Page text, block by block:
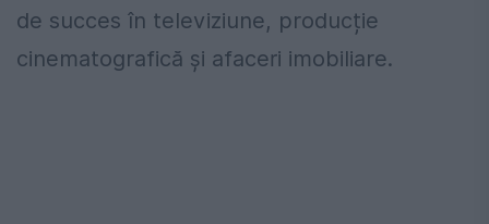
de succes în televiziune, producție
cinematografică și afaceri imobiliare.